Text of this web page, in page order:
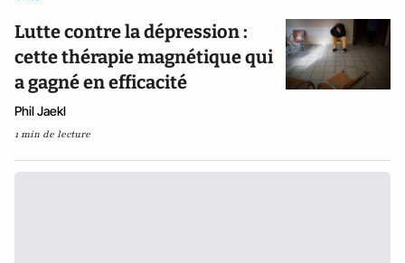
Lutte contre la dépression :
cette thérapie magnétique qui
a gagné en efficacité
Phil Jaekl
1 min de lecture